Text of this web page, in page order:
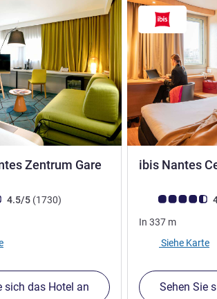
Zentrum Gare
(Bewertung ALL)
4.5/5 (1730Bewertungen
)
sich das Hotel an
ibis Nantes
Note
In 337 m
Siehe Karte
Sehen Sie